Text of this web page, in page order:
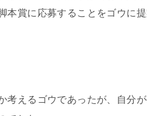
賞に応募することをゴウに提
考えるゴウであったが、自分